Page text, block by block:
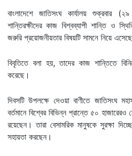
বাংলাদেশে জাতিসংঘ কার্যালয় শুক্রবার
শান্তিরক্ষীদের কাজ বিশ্বব্যাপী শান্তি ও
জরুরি প্রয়োজনীয়তার বিষয়টি সামনে নিয়ে
বিবৃতিতে বলা হয়, তাদের কাজ শান্তিতে
করেছে।
দিবসটি উপলক্ষে দেওয়া বাণীতে জাতিসংঘ
বর্তমানে বিশ্বের বিভিন্ন প্রান্তে ৫০ হাজারেরও
রয়েছেন। তারা বেসামরিক মানুষকে সুরক্ষা
সহায়তা করছেন।